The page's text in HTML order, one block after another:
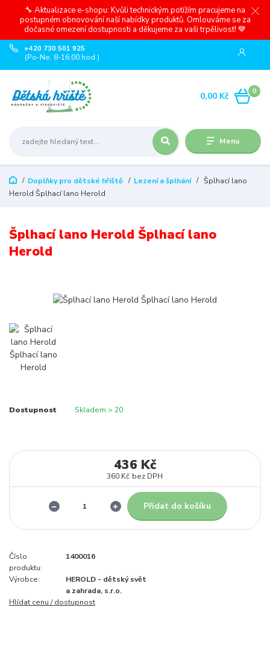
🔧 Aktualizace e-shopu: Kvůli technickým potížím pracujeme na
postupném obnovování naší nabídky produktů. Omlouváme se za
dočasné omezení dostupnosti a děkujeme za vaši trpělivost! 💙
Menu
+420 730 501 925
(Po-Ne, 8-16:00 hod.)
0
0,00 Kč
Doplňky pro dětské hřiště Lezení a šplhání
Šplhací lano
Herold Šplhací lano Herold
Šplhací lano Herold Šplhací lano
Herold
Dostupnost Skladem > 20
436 Kč
360 Kč bez DPH
Přidat do košíku
Číslo
produktu:
1400016
Výrobce:
HEROLD - dětský svět
a zahrada, s.r.o.
Hlídat cenu / dostupnost